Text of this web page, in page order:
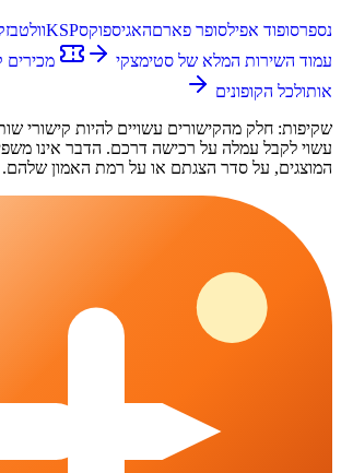
נספרסופוד אפילסופר פארםהאגיספוקסKSPוולט
עמוד השירות המלא של סטימצקי
מכירים
אותולכל הקופונים
שקיפות: חלק מהקישורים עשויים להיות קישורי
עשוי לקבל עמלה על רכישה דרכם. הדבר אינו
המוצגים, על סדר הצגתם או על רמת האמון שלהם.